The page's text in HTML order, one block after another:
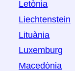
Letònia
Liechtenstein
Lituània
Luxemburg
Macedònia